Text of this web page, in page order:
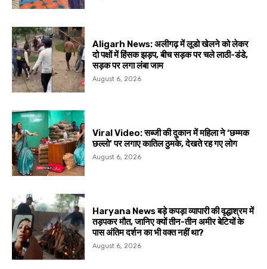
Aligarh News: अलीगढ़ में लूडो खेलने को लेकर
दो पक्षों में हिंसक झड़प, बीच सड़क पर चले लाठी-डंडे,
सड़क पर लगा लंबा जाम
August 6, 2026
Viral Video: सब्जी की दुकान में महिला ने ‘छम्मक
छल्लो’ पर लगाए कातिल ठुमके, देखते रह गए लोग
August 6, 2026
Haryana News बड़े कपड़ा व्यापारी की वृद्धाश्रम में
तड़पकर मौत, जानिए क्यों तीन-तीन अमीर बेटियों के
पास अंतिम दर्शन का भी वक्त नहीं था?
August 6, 2026